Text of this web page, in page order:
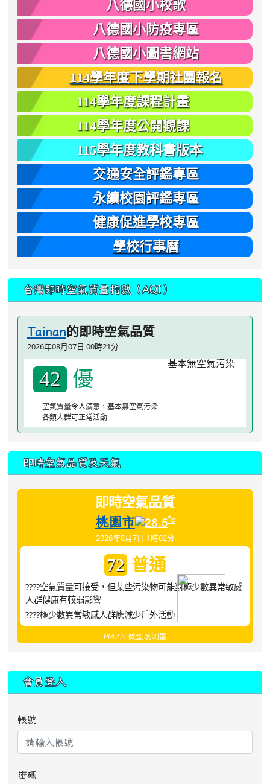
八德國小校歌
八德國小防疫專區
八德國小圖書網站
114學年度下學期社團報名
114學年度課程計畫
114學年度公開觀課
115學年度教科書版本
交通安全評鑑專區
永續校園評鑑專區
健康促進學校專區
學校行事曆
台灣即時空氣質量指數（AQI）
Tainan的即時空氣品質
2026年08月07日 00時21分
42 優
空氣質量令人滿意，基本無空氣污染
各類人群可正常活動
即時空氣品質及天氣
即時空氣品質
桃園市 28.5°c
2026年8月7日 1時02分
72 普通
????空氣質量可接受，但某些污染物可能對極少數異常敏感
人群健康有較弱影響
????極少數異常敏感人群應減少戶外活動
PM2.5 微型感測器
會員登入
帳號
密碼